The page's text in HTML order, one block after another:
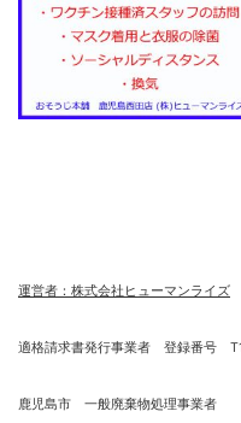
運営者：株式会社ヒューマンライズ
適格請求書発行事業者 登録番号
鹿児島市 一般廃棄物処理事業者